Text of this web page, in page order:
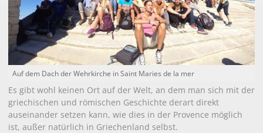
Auf dem Dach der Wehrkirche in Saint Maries de la mer
Es gibt wohl keinen Ort auf der Welt, an dem man sich mit der
griechischen und römischen Geschichte derart direkt
auseinander setzen kann, wie dies in der Provence möglich
ist, außer natürlich in Griechenland selbst.